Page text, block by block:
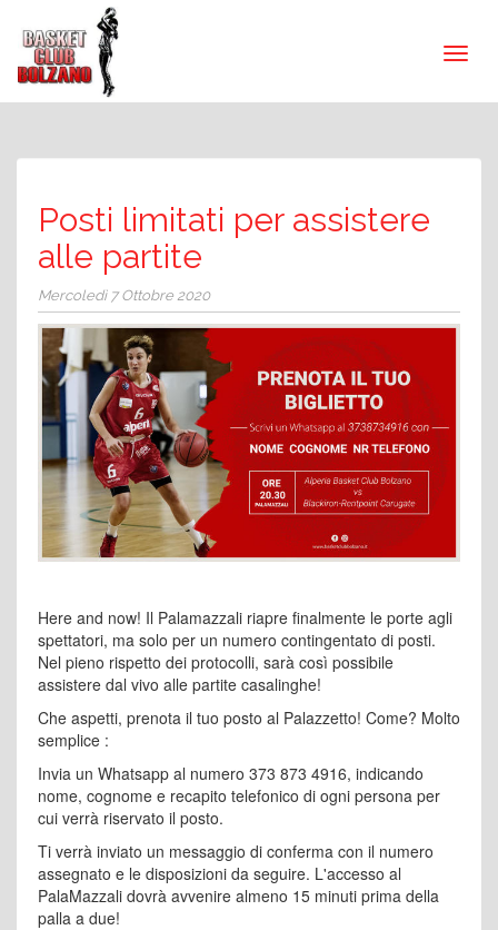
Posti limitati per assistere
alle partite
Mercoledì 7 Ottobre 2020
Here and now! Il Palamazzali riapre finalmente le porte agli
spettatori, ma solo per un numero contingentato di posti.
Nel pieno rispetto dei protocolli, sarà così possibile
assistere dal vivo alle partite casalinghe!
Che aspetti, prenota il tuo posto al Palazzetto! Come? Molto
semplice :
Invia un Whatsapp al numero 373 873 4916, indicando
nome, cognome e recapito telefonico di ogni persona per
cui verrà riservato il posto.
Ti verrà inviato un messaggio di conferma con il numero
assegnato e le disposizioni da seguire. L'accesso al
PalaMazzali dovrà avvenire almeno 15 minuti prima della
palla a due!